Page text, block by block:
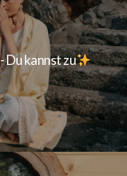
Du kannst zu